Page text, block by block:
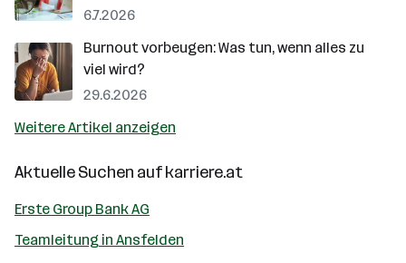
6.7.2026
Burnout vorbeugen: Was tun, wenn alles zu
viel wird?
29.6.2026
Weitere Artikel anzeigen
Aktuelle Suchen aufkarriere.at
Erste Group Bank AG
Teamleitung in Ansfelden